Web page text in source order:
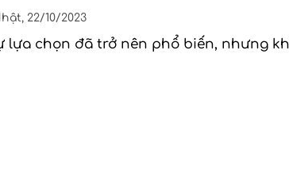
22/10/2023
lựa chọn đã trở nên phổ biến, nhưng